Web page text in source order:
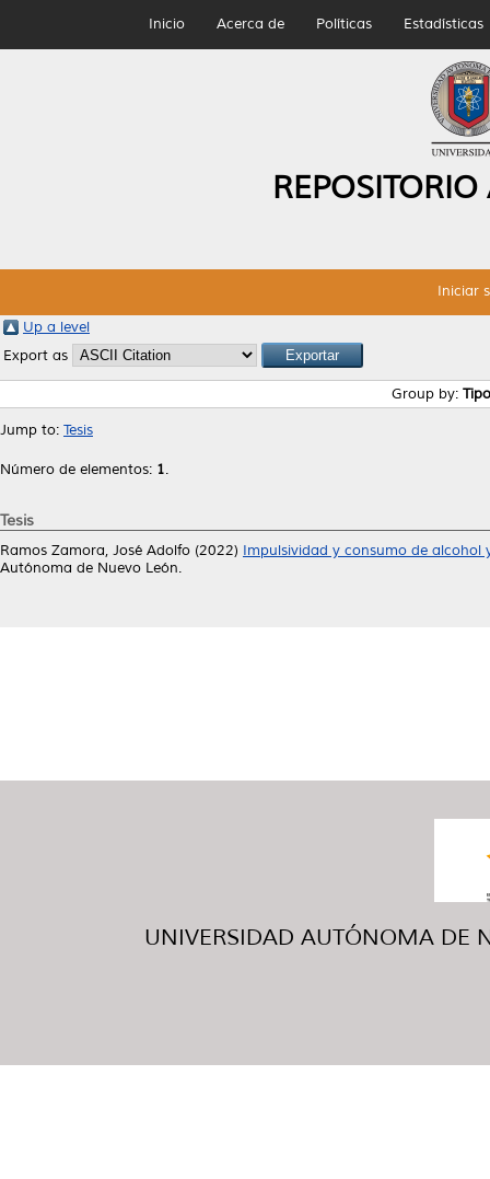
Inicio Acerca de Políticas Estadísticas
Iniciar
Up a level
Export as
Group by:
Jump to: Tesis
Número de elementos: 1.
Tesis
Ramos Zamora, José Adolfo (2022) Impulsividad y consumo de
Autónoma de Nuevo León.
UNIVERSIDAD AUTÓNOMA DE